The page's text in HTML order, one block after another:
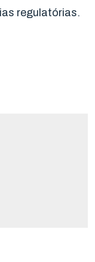
regulatórias.